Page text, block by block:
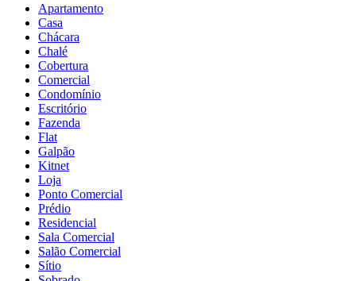
Apartamento
Casa
Chácara
Chalé
Cobertura
Comercial
Condomínio
Escritório
Fazenda
Flat
Galpão
Kitnet
Loja
Ponto Comercial
Prédio
Residencial
Sala Comercial
Salão Comercial
Sítio